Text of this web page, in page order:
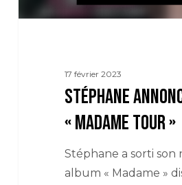
17 février 2023
Stéphane
« Madame Tour »
Stéphane a sorti son
album « Madame »